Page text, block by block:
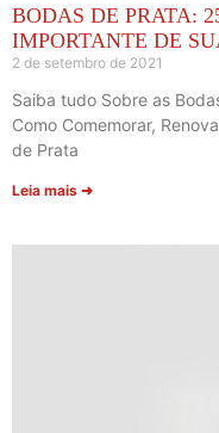
BODAS DE PRATA:
IMPORTANTE DE
2 de setembro de 2021
Saiba tudo Sobre as
Como Comemorar,
de Prata
Leia mais ➜